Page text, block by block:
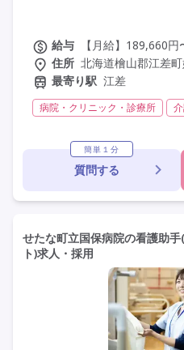
給与
【月給】189,660
住所 北海道檜山郡江差
最寄り駅 江差
病院・クリニック・診療所
初
残業月20時間以内
社会保険完備
交通費支給
簡単１分
質問する
せたな町立国保病院の看護助
ト)求人・採用